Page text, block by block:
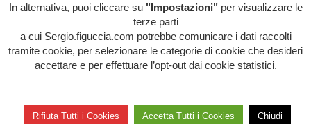
HOME/TRAVERSIE METROPOLITANE
In alternativa, puoi cliccare su "Impostazioni" per visualizzare le
terze parti
a cui Sergio.figuccia.com potrebbe comunicare i dati raccolti
tramite cookie, per selezionare le categorie di cookie che desideri
accettare e per effettuare l’opt-out dai cookie statistici.
Rifiuta Tutti i Cookies Accetta Tutti i Cookies Chiudi